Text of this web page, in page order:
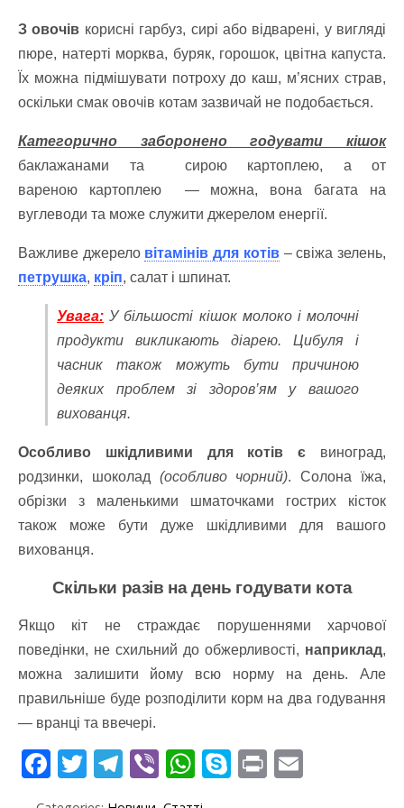
З овочів корисні гарбуз, сирі або відварені, у вигляді
пюре, натерті морква, буряк, горошок, цвітна капуста.
Їх можна підмішувати потроху до каш, м’ясних страв,
оскільки смак овочів котам зазвичай не подобається.
Категорично заборонено годувати кішок
баклажанами та сирою картоплею, а от
вареною картоплею — можна, вона багата на
вуглеводи та може служити джерелом енергії.
Важливе джерело вітамінів для котів– свіжа зелень,
петрушка, кріп, салат і шпинат.
Увага: У більшості кішок молоко і молочні
продукти викликають діарею. Цибуля і
часник також можуть бути причиною
деяких проблем зі здоров’ям у вашого
вихованця.
Особливо шкідливими для котів є виноград,
родзинки, шоколад (особливо чорний). Солона їжа,
обрізки з маленькими шматочками гострих кісток
також може бути дуже шкідливими для вашого
вихованця.
Скільки разів на день годувати кота
Якщо кіт не страждає порушеннями харчової
поведінки, не схильний до обжерливості, наприклад,
можна залишити йому всю норму на день. Але
правильніше буде розподілити корм на два годування
— вранці та ввечері.
F T T Vi W S Pr